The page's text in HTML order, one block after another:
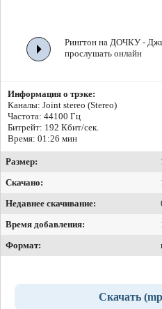
Рингтон на ДОЧКУ -
прослушать онлайн
Информация о трэке:
Каналы: Joint stereo (Stereo)
Частота: 44100 Гц
Битрейт: 192 Кбит/сек.
Время: 01:26 мин
Размер:
Скачано:
Недавнее скачивание:
Время добавления:
Формат:
Скачать